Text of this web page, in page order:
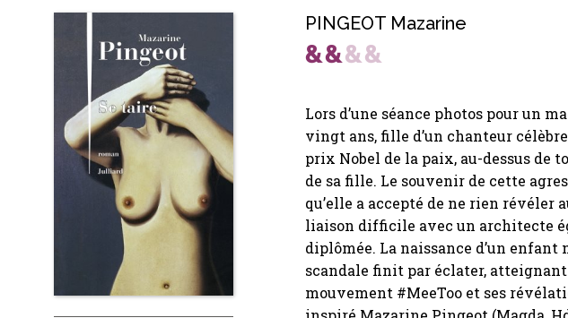
PINGEOT Mazarine
Lors d’une séance photos pour un
vingt ans, fille d’un chanteur
prix Nobel de la paix, au-dessus de
de sa fille. Le souvenir de cette
qu’elle a accepté de ne rien
liaison difficile avec un architecte
diplômée. La naissance d’un enfant
scandale finit par éclater,
mouvement #MeeToo et ses